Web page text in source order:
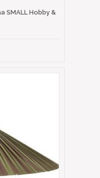
SMALL Hobby &